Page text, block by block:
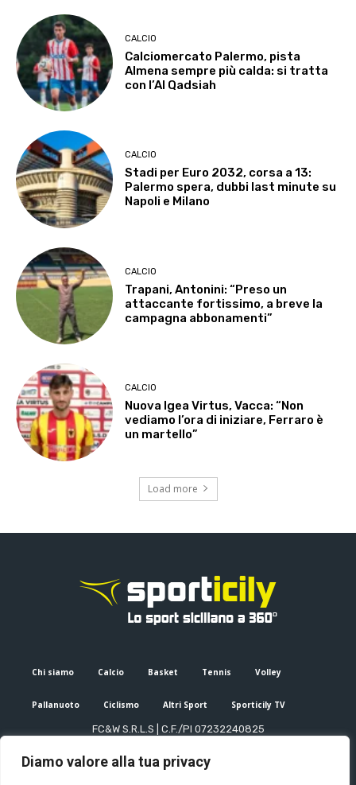
Diamo valore alla tua privacy
CALCIO
Calciomercato Palermo, pista
Almena sempre più calda: si tratta
con l’Al Qadsiah
CALCIO
Stadi per Euro 2032, corsa a 13:
Palermo spera, dubbi last minute su
Napoli e Milano
CALCIO
Trapani, Antonini: “Preso un
attaccante fortissimo, a breve la
campagna abbonamenti”
CALCIO
Nuova Igea Virtus, Vacca: “Non
vediamo l’ora di iniziare, Ferraro è
un martello”
Load more
Chi siamo Calcio Basket Tennis Volley
Pallanuoto Ciclismo Altri Sport Sporticily TV
FC&W S.R.L.S | C.F./PI 07232240825
Editore e direttore responsabile: Francesco Cammuca | Registro